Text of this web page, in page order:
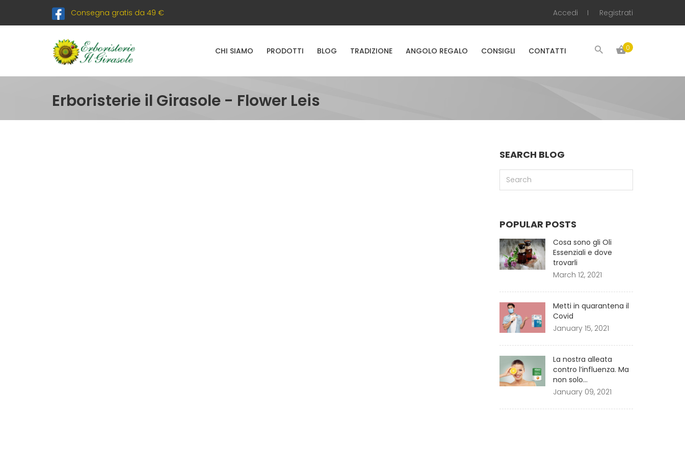
Consegna gratis da 49 € Accedi Registrati
0
CHI SIAMO PRODOTTI BLOG TRADIZIONE ANGOLO REGALO CONSIGLI CONTATTI
Erboristerie il Girasole - Flower Leis
SEARCH BLOG
POPULAR POSTS
Cosa sono gli Oli
Essenziali e dove
trovarli
March 12, 2021
Metti in quarantena il
Covid
January 15, 2021
La nostra alleata
contro l’influenza. Ma
non solo…
January 09, 2021